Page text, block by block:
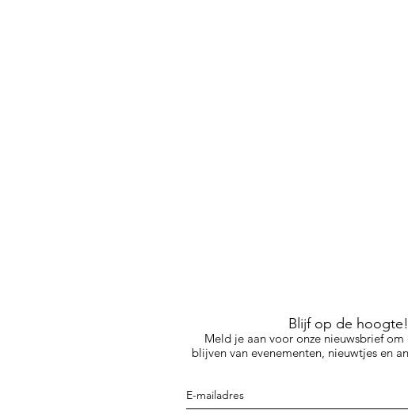
Blijf op de hoogte!
Meld je aan voor onze nieuwsbrief
blijven van evenementen, nieuwtjes en